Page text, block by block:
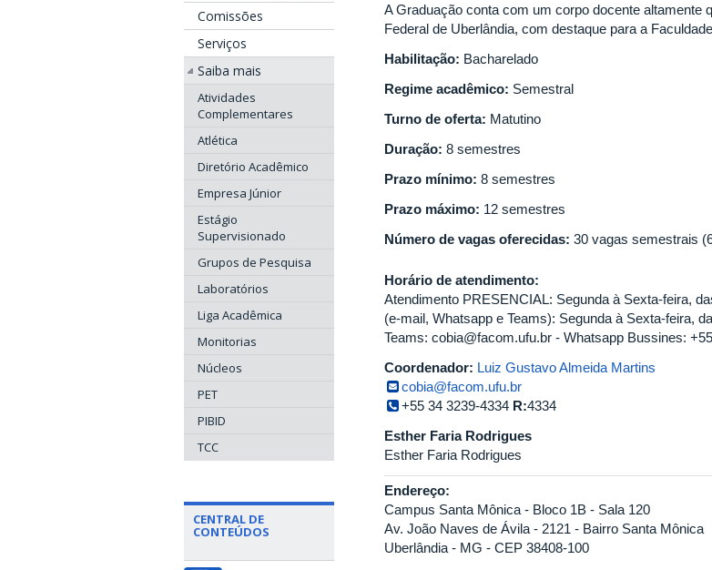
Comissões
Serviços
Saiba mais
Atividades
Complementares
Atlética
Diretório Acadêmico
Empresa Júnior
Estágio
Supervisionado
Grupos de Pesquisa
Laboratórios
Liga Acadêmica
Monitorias
Núcleos
PET
PIBID
TCC
CENTRAL DE
CONTEÚDOS
A Graduação conta com um corpo docente altamente
Federal de Uberlândia, com destaque para a
Habilitação: Bacharelado
Regime acadêmico: Semestral
Turno de oferta: Matutino
Duração: 8 semestres
Prazo mínimo: 8 semestres
Prazo máximo: 12 semestres
Número de vagas oferecidas: 30 vagas semestrais
Horário de atendimento:
Atendimento PRESENCIAL: Segunda à Sexta-feira,
(e-mail, Whatsapp e Teams): Segunda à Sexta-feira,
Teams: cobia@facom.ufu.br - Whatsapp Bussines:
Coordenador: Luiz Gustavo Almeida Martins
cobia@facom.ufu.br
+55 34 3239-4334 R:4334
Esther Faria Rodrigues
Esther Faria Rodrigues
Endereço:
Campus Santa Mônica - Bloco 1B - Sala 120
Av. João Naves de Ávila - 2121 - Bairro Santa Mônica
Uberlândia - MG - CEP 38408-100